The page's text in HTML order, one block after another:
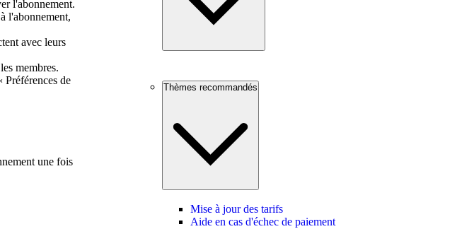
l'abonnement.
l'abonnement,
avec leurs
membres.
Préférences de
une fois
Thèmes recommandés
Mise à jour des tarifs
Aide en cas d'échec de paiement